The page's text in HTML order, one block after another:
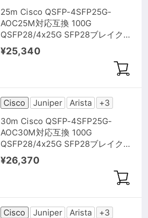
25m Cisco QSFP-4SFP25G-
AOC25M対応互換 100G
QSFP28/4x25G SFP28ブレイクア
ウトアクティブオプティカルケー
ブル（AOC）
¥25,340
Cisco Juniper Arista
+3
30m Cisco QSFP-4SFP25G-
AOC30M対応互換 100G
QSFP28/4x25G SFP28ブレイクア
ウトアクティブオプティカルケー
ブル（AOC）
¥26,370
Cisco Juniper Arista
+3